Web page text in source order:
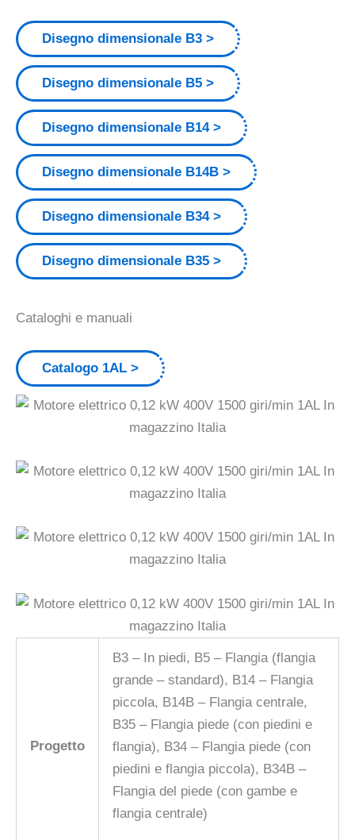
Disegno dimensionale B3
Disegno dimensionale B5
Disegno dimensionale B14
Disegno dimensionale B14B
Disegno dimensionale B34
Disegno dimensionale B35
Cataloghi e manuali
Catalogo 1AL
Progetto
B3 – In piedi, B5 – Flangia (flangia
grande – standard), B14 – Flangia
piccola, B14B – Flangia centrale,
B35 – Flangia piede (con piedini e
flangia), B34 – Flangia piede (con
piedini e flangia piccola), B34B –
Flangia del piede (con gambe e
flangia centrale)